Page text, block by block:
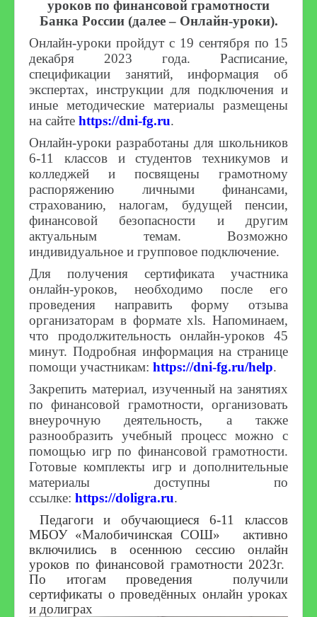
уроков по финансовой грамотности
Банка России (далее – Онлайн-уроки).
Онлайн-уроки пройдут с 19 сентября по 15
декабря 2023 года. Расписание,
спецификации занятий, информация об
экспертах, инструкции для подключения и
иные методические материалы размещены
на сайте https://dni-fg.ru.
Онлайн-уроки разработаны для школьников
6-11 классов и студентов техникумов и
колледжей и посвящены грамотному
распоряжению личными финансами,
страхованию, налогам, будущей пенсии,
финансовой безопасности и другим
актуальным темам. Возможно
индивидуальное и групповое подключение.
Для получения сертификата участника
онлайн-уроков, необходимо после его
проведения направить форму отзыва
организаторам в формате xls. Напоминаем,
что продолжительность онлайн-уроков 45
минут. Подробная информация на странице
помощи участникам: https://dni-fg.ru/help.
Закрепить материал, изученный на занятиях
по финансовой грамотности, организовать
внеурочную деятельность, а также
разнообразить учебный процесс можно с
помощью игр по финансовой грамотности.
Готовые комплекты игр и дополнительные
материалы доступны по
ссылке: https://doligra.ru.
Педагоги и обучающиеся 6-11 классов
МБОУ «Малобичинская СОШ» активно
включились в осеннюю сессию онлайн
уроков по финансовой грамотности 2023г.
По итогам проведения получили
сертификаты о проведённых онлайн уроках
и долиграх